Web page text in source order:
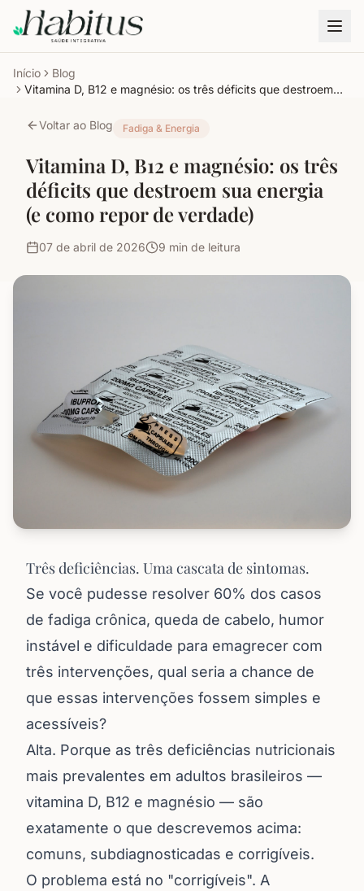
Início
Blog
Vitamina D, B12 e magnésio: os três déficits que destroem
Voltar ao Blog
Fadiga & Energia
Vitamina D, B12 e magnésio: os três
déficits que destroem sua energia
(e como repor de verdade)
07 de abril de 2026 9 min de leitura
Três deficiências. Uma cascata de sintomas.
Se você pudesse resolver 60% dos casos
de fadiga crônica, queda de cabelo, humor
instável e dificuldade para emagrecer com
três intervenções, qual seria a chance de
que essas intervenções fossem simples e
acessíveis?
Alta. Porque as três deficiências nutricionais
mais prevalentes em adultos brasileiros —
vitamina D, B12 e magnésio — são
exatamente o que descrevemos acima:
comuns, subdiagnosticadas e corrigíveis.
O problema está no "corrigíveis". A